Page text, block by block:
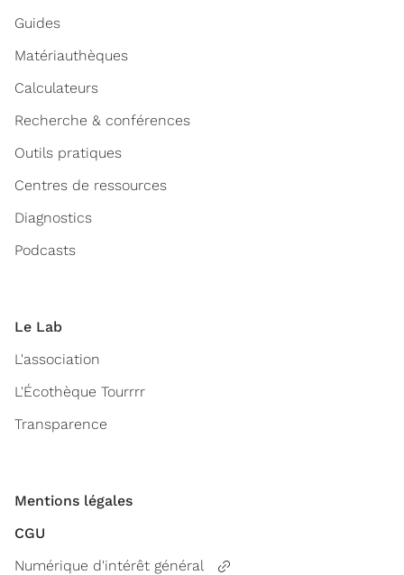
Guides
Matériauthèques
Calculateurs
Recherche & conférences
Outils pratiques
Centres de ressources
Diagnostics
Podcasts
Le Lab
L'association
L'Écothèque Tourrrr
Transparence
Mentions légales
CGU
Numérique d'intérêt général